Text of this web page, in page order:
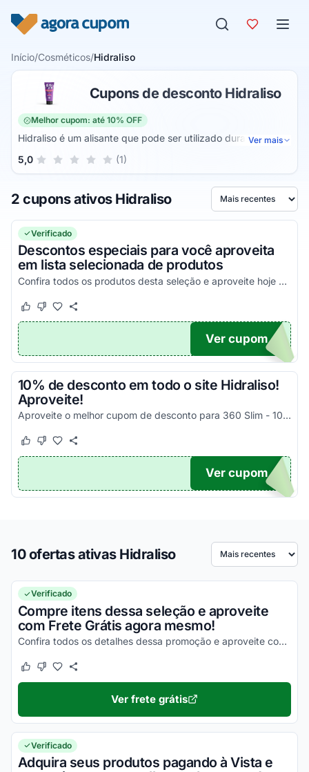
Início/Cosméticos/Hidraliso
Cupons de desconto Hidraliso
Melhor cupom: até 10% OFF
Hidraliso é um alisante que pode ser utilizado durante o
banho para tornar os fios mais lisos e hidratados. O produto
é termoativado, ou seja, requer secagem com secador para
Ele é adequado para todos os tipos de cabelos, não possui
componentes químicos fortes e tem ação anti-frizz.
Ver mais
5,0Sua nota para Hidraliso, de 1 a 5 estrelas
5 estrelas
4 estrelas
3 estrelas
2 estrelas
1 estrela (1)
2 cupons ativos Hidraliso Ordenar por
Verificado
Descontos especiais para você aproveita
em lista selecionada de produtos
Confira todos os produtos desta seleção e aproveite hoje mesmo com os melhores descontos!
Este cupom funcionou
Este cupom não funcionou
TICO
Ver cupom
10% de desconto em todo o site Hidraliso!
Aproveite!
Aproveite o melhor cupom de desconto para 360 Slim - 10% OFF em todo o site sem valor mínimo de compra.
Este cupom funcionou
Este cupom não funcionou
Ver cupom
10 ofertas ativas Hidraliso Ordenar por
Verificado
Compre itens dessa seleção e aproveite
com Frete Grátis agora mesmo!
Confira todos os detalhes dessa promoção e aproveite com descontos simplesmente incríveis!
Este cupom funcionou
Este cupom não funcionou
Ver frete grátis
Verificado
Adquira seus produtos pagando à Vista e